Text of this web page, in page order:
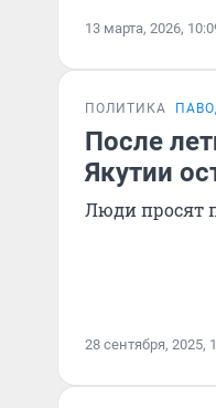
13 марта, 2026,
ПОЛИТИКА
После
Якутии
Люди просят
28 сентября, 2025,